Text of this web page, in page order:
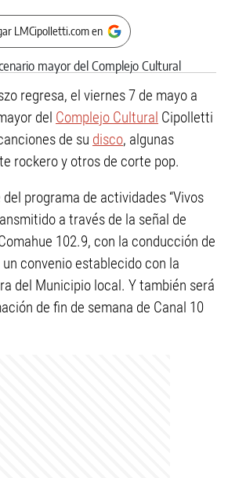
LMCipolletti.com en
regresa, el viernes 7 de mayo a
del Complejo Cultural Cipolletti
de su disco, algunas
rockero y otros de corte pop.
programa de actividades “Vivos
a través de la señal de
102.9, con la conducción de
convenio establecido con la
del Municipio local. Y también será
de fin de semana de Canal 10